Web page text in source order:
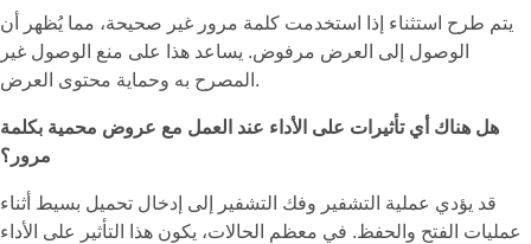
يتم طرح استثناء إذا استخدمت كلمة مرور غير صحيحة، مما يُظهر أن
الوصول إلى العرض مرفوض. يساعد هذا على منع الوصول غير
المصرح به وحماية محتوى العرض.
هل هناك أي تأثيرات على الأداء عند العمل مع عروض محمية بكلمة
مرور؟
قد يؤدي عملية التشفير وفك التشفير إلى إدخال تحميل بسيط أثناء
عمليات الفتح والحفظ. في معظم الحالات، يكون هذا التأثير على الأداء